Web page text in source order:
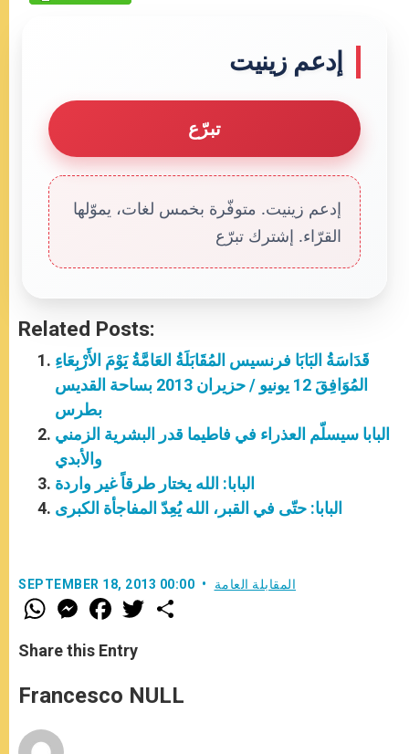
إدعم زينيت
تبرّع
إدعم زينيت. متوفّرة بخمس لغات، يموّلها
القرّاء. إشترك تبرّع
Related Posts:
قَدَاسَةُ البَابَا فرنسيس المُقَابَلَةُ العَامَّةُ يَوْمَ الأَرْبِعَاءِ
المُوَافِقَ 12 يونيو / حزيران 2013 بساحة القديس
بطرس
البابا سيسلّم العذراء في فاطيما قدر البشرية الزمني
والأبدي
البابا: الله يختار طرقاً غير واردة
البابا: حتّى في القبر، الله يُعِدّ المفاجأة الكبرى
SEPTEMBER 18, 2013 00:00 المقابلة العامة
W
h
t
s
p
p
M
e
s
e
g
e
F
a
e
b
o
k
w
r
Share this Entry
Francesco NULL